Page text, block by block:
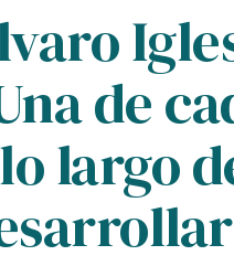
de
largo